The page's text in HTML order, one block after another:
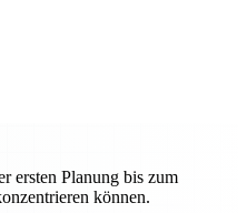
ersten Planung bis zum
können.